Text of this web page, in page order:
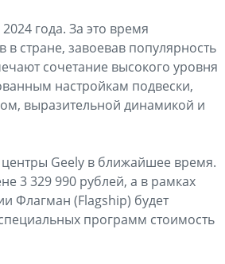
года. За это время
стране, завоевав популярность
сочетание высокого уровня
настройкам подвески,
выразительной динамикой и
Geely в ближайшее время.
3 329 990 рублей, а в рамках
Флагман (Flagship) будет
программ стоимость